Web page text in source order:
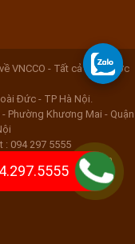
VNCCO - Tất cả đều được
Đức - TP Hà Nội.
Phường Khương Mai - Quận
: 094 297 5555